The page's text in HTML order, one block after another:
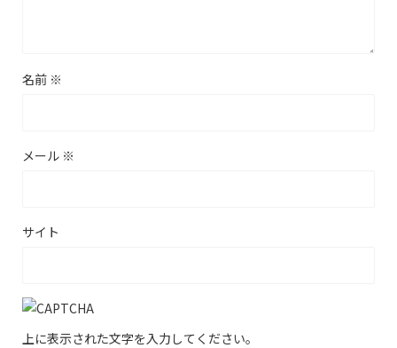
名前 ※
メール ※
サイト
上に表示された文字を入力してください。